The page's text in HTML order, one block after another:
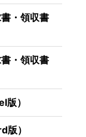
・領収書
・領収書
）
）